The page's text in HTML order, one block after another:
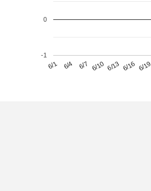
6/1 6/4 6/7 6/10 6/13 6/16 6/19
-1
0